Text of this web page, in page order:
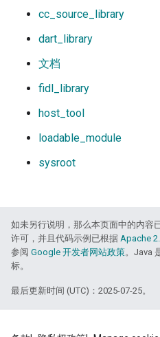
cc_source_library
dart_library
文档
fidl_library
host_tool
loadable_module
sysroot
如未另行说明，那么本页面中的内容
许可，并且代码示例已根据 Apache
参阅 Google 开发者网站政策。Java
标。
最后更新时间 (UTC)：2025-07-25。